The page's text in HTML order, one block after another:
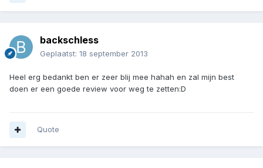
backschless
Geplaatst: 18 september 2013
Heel erg bedankt ben er zeer blij mee hahah en zal mijn best
doen er een goede review voor weg te zetten:D
Quote